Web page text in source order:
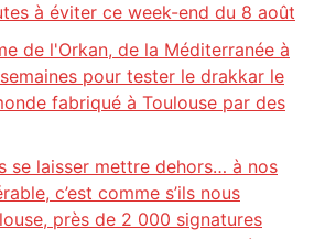
à éviter ce week-end du 8 août
de l'Orkan, de la Méditerranée à
pour tester le drakkar le
fabriqué à Toulouse par des
se laisser mettre dehors… à nos
c’est comme s’ils nous
près de 2 000 signatures